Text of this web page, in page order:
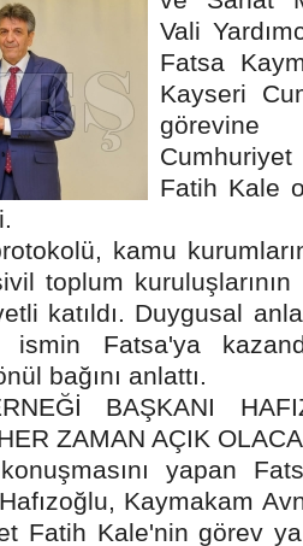
Vali
Fatsa
Kayseri
Fatih Kale
kamu
toplum kuruluşlarının
katıldı. Duygusal
ismin Fatsa'ya
bağını anlattı.
BAŞKANI
ZAMAN AÇIK
konuşmasını yapan
Kaymakam
Fatih Kale'nin görev